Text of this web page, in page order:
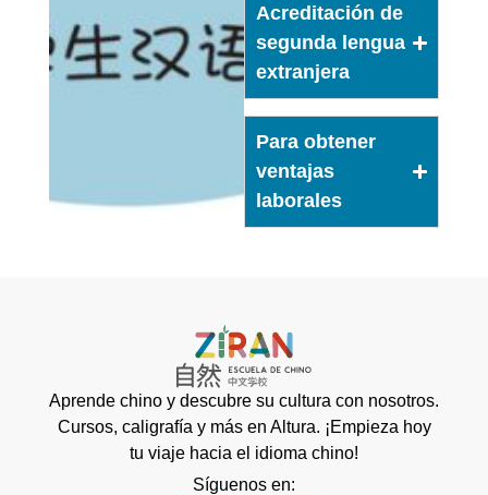
Acreditación de
segunda lengua
extranjera
Para obtener
ventajas
laborales
Aprende chino y descubre su cultura con nosotros.
Cursos, caligrafía y más en Altura. ¡Empieza hoy
tu viaje hacia el idioma chino!
Síguenos en: